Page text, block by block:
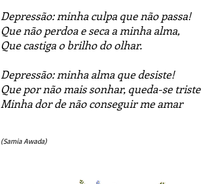
Depressão: minha culpa que não passa!
Que não perdoa e seca a minha alma,
Que castiga o brilho do olhar.
Depressão: minha alma que desiste!
Que por não mais sonhar, queda-se triste
Minha dor de não conseguir me amar
(Samia Awada)